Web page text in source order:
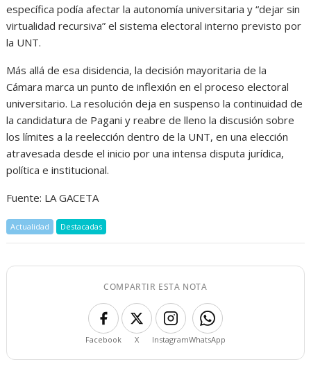
específica podía afectar la autonomía universitaria y “dejar sin
virtualidad recursiva” el sistema electoral interno previsto por
la UNT.
Más allá de esa disidencia, la decisión mayoritaria de la
Cámara marca un punto de inflexión en el proceso electoral
universitario. La resolución deja en suspenso la continuidad de
la candidatura de Pagani y reabre de lleno la discusión sobre
los límites a la reelección dentro de la UNT, en una elección
atravesada desde el inicio por una intensa disputa jurídica,
política e institucional.
Fuente: LA GACETA
Actualidad Destacadas
COMPARTIR ESTA NOTA
Facebook X InstagramWhatsApp